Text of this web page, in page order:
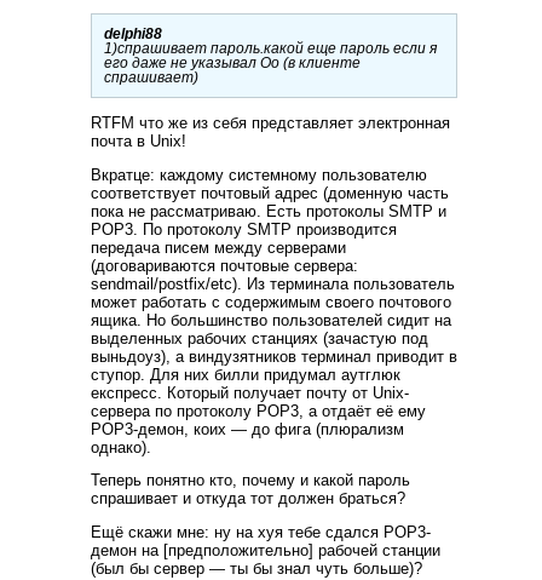
delphi88
1)спрашивает пароль.какой еще пароль если я
его даже не указывал Оо (в клиентe
спрашивает)
RTFM что же из себя представляет электронная
почта в Unix!
Вкратце: каждому системному пользователю
соответствует почтовый адрес (доменную часть
пока не рассматриваю. Есть протоколы SMTP и
POP3. По протоколу SMTP производится
передача писем между серверами
(договариваются почтовые сервера:
sendmail/postfix/etc). Из терминала пользователь
может работать с содержимым своего почтового
ящика. Но большинство пользователей сидит на
выделенных рабочих станциях (зачастую под
выньдоуз), а виндузятников терминал приводит в
ступор. Для них билли придумал аутглюк
експресс. Который получает почту от Unix-
сервера по протоколу POP3, а отдаёт её ему
POP3-демон, коих — до фига (плюрализм
однако).
Теперь понятно кто, почему и какой пароль
спрашивает и откуда тот должен браться?
Ещё скажи мне: ну на хуя тебе сдался POP3-
демон на [предположительно] рабочей станции
(был бы сервер — ты бы знал чуть больше)?